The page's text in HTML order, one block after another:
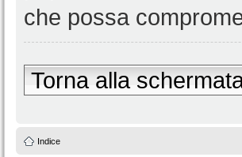
che possa
Torna alla
Indice